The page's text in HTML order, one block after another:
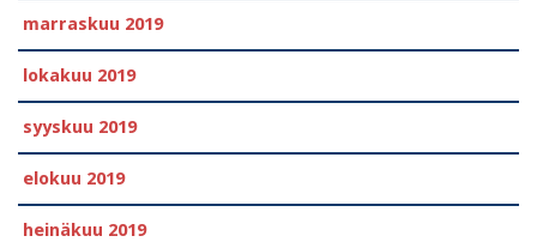
marraskuu 2019
lokakuu 2019
syyskuu 2019
elokuu 2019
heinäkuu 2019